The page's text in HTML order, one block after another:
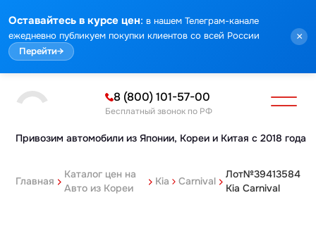
Оставайтесь в курсе цен: в нашем Телеграм-канале
ежедневно публикуем покупки клиентов со всей России
Перейти→
×
Привозим автомобили из Японии, Кореи и Китая с 2018 года
8 (800) 101-57-00
Бесплатный звонок по РФ
Главная
Каталог цен на
Авто из Кореи
Kia Carnival
Лот№39413584
Kia Carnival